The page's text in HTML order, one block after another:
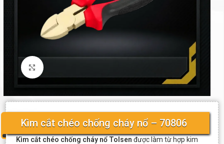
Click to enlarge
Kìm cắt chéo chống cháy nổ – 70806
Kìm cắt chéo chống cháy nổ Tolsen được làm từ hợp kim